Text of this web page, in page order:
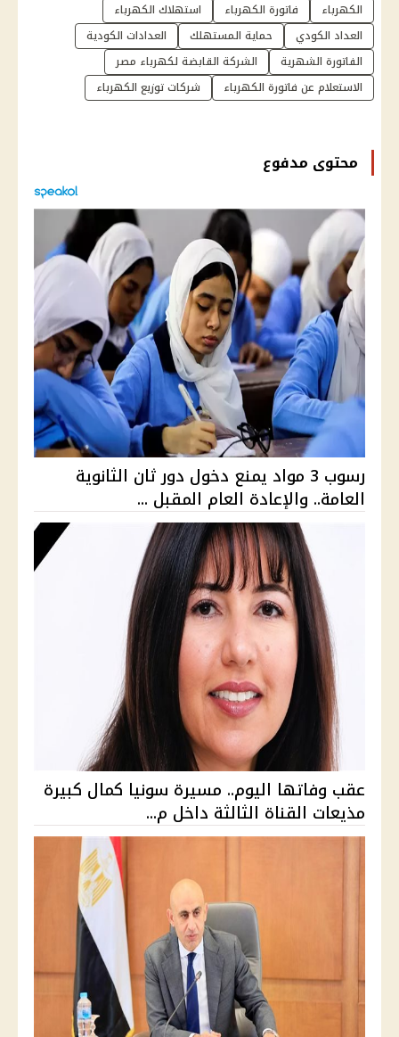
الكهرباء فاتورة الكهرباء
استهلاك الكهرباء
العداد الكودي
حماية المستهلك
العدادات الكودية
الفاتورة الشهرية
الشركة القابضة لكهرباء مصر
الاستعلام عن فاتورة الكهرباء
شركات توزيع الكهرباء
محتوى مدفوع
رسوب 3 مواد يمنع دخول دور ثان الثانوية
العامة.. والإعادة العام المقبل ...
عقب وفاتها اليوم.. مسيرة سونيا كمال كبيرة
مذيعات القناة الثالثة داخل م...